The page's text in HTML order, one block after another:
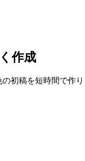
作成
初稿を短時間で作